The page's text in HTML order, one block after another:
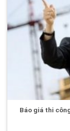
Báo giá thi